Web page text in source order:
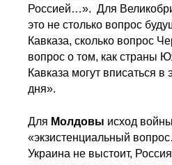
Россией…». Для
это не столько вопрос
Кавказа, сколько вопрос
вопрос о том, как страны
Кавказа могут вписаться в
дня».
Для Молдовы исход
«экзистенциальный
Украина не выстоит,